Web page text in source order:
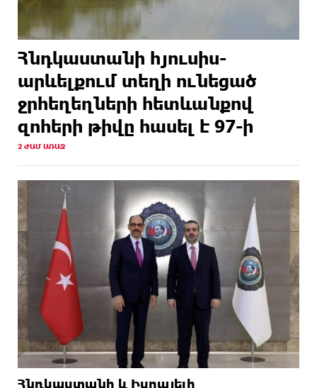
Հնդկաստանի հյուսիս-
արևելքում տեղի ունեցած
ջրհեղեղների հետևանքով
զոհերի թիվը հասել է 97-ի
2 ԺԱՄ ԱՌԱՋ
Հնդկաստանի և Իսրայելի